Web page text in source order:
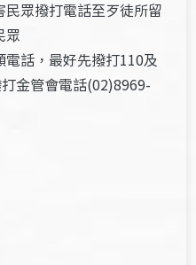
眾撥打電話至歹徒所留
眾
話，最好先撥打110及
金管會電話(02)8969-